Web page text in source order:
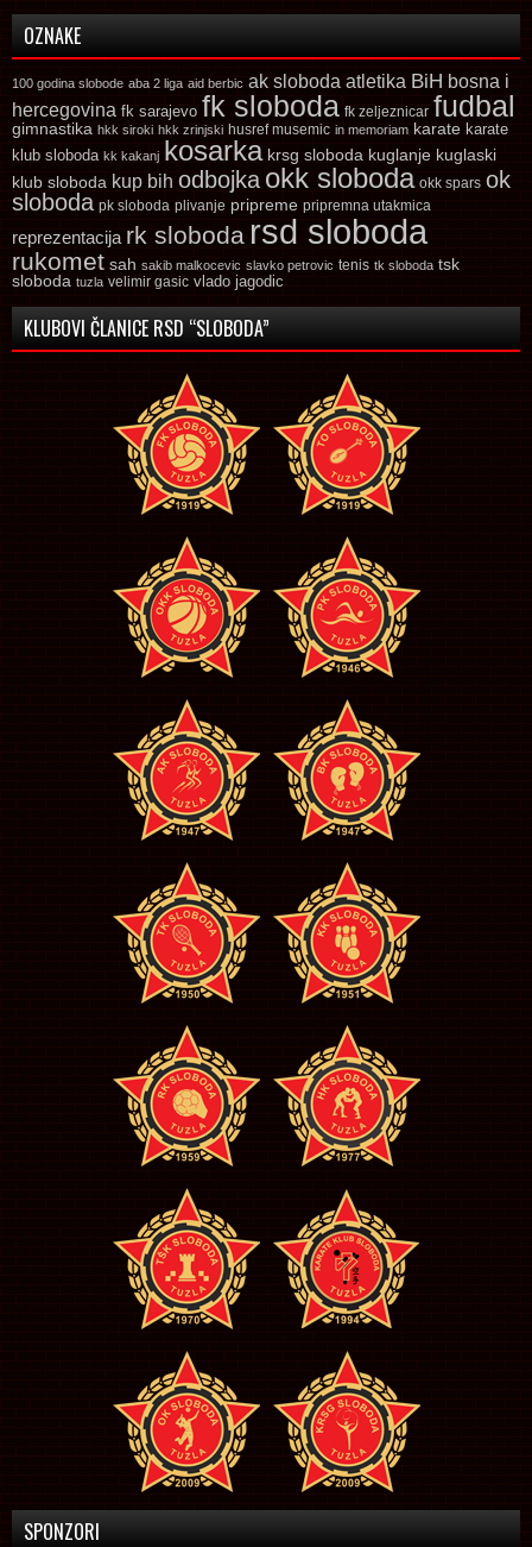
OZNAKE
100 godina slobode aba 2 liga aid berbic ak sloboda atletika BiH bosna i
hercegovina fk sarajevo fk sloboda fk zeljeznicar fudbal
gimnastika hkk siroki hkk zrinjski husref musemic in memoriam karate karate
klub sloboda kk kakanj kosarka krsg sloboda kuglanje kuglaski
klub sloboda kup bih odbojka okk sloboda okk spars ok
sloboda pk sloboda plivanje pripreme pripremna utakmica
reprezentacija rk sloboda rsd sloboda
rukomet sah sakib malkocevic slavko petrovic tenis tk sloboda tsk
sloboda tuzla velimir gasic vlado jagodic
KLUBOVI ČLANICE RSD “SLOBODA”
SPONZORI